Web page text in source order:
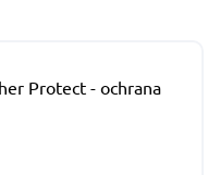
Protect - ochrana